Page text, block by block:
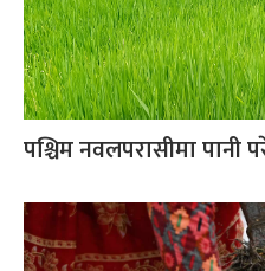
पश्चिम नवलपरासीमा पानी